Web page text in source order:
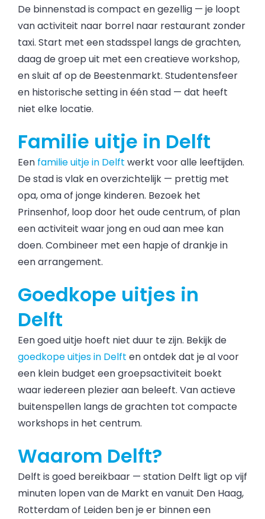
De binnenstad is compact en gezellig — je loopt
van activiteit naar borrel naar restaurant zonder
taxi. Start met een stadsspel langs de grachten,
daag de groep uit met een creatieve workshop,
en sluit af op de Beestenmarkt. Studentensfeer
en historische setting in één stad — dat heeft
niet elke locatie.
Familie uitje in Delft
Een familie uitje in Delft werkt voor alle leeftijden.
De stad is vlak en overzichtelijk — prettig met
opa, oma of jonge kinderen. Bezoek het
Prinsenhof, loop door het oude centrum, of plan
een activiteit waar jong en oud aan mee kan
doen. Combineer met een hapje of drankje in
een arrangement.
Goedkope uitjes in
Delft
Een goed uitje hoeft niet duur te zijn. Bekijk de
goedkope uitjes in Delft en ontdek dat je al voor
een klein budget een groepsactiviteit boekt
waar iedereen plezier aan beleeft. Van actieve
buitenspellen langs de grachten tot compacte
workshops in het centrum.
Waarom Delft?
Delft is goed bereikbaar — station Delft ligt op vijf
minuten lopen van de Markt en vanuit Den Haag,
Rotterdam of Leiden ben je er binnen een